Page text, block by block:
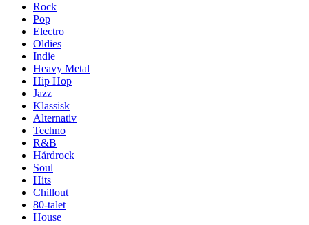
Rock
Pop
Electro
Oldies
Indie
Heavy Metal
Hip Hop
Jazz
Klassisk
Alternativ
Techno
R&B
Hårdrock
Soul
Hits
Chillout
80-talet
House